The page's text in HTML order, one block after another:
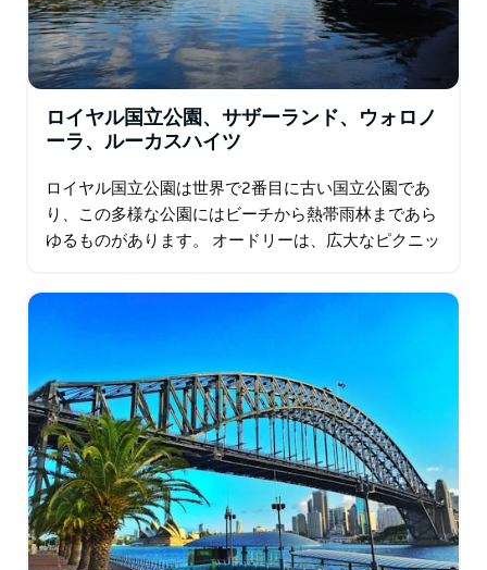
ロイヤル国立公園、サザーランド、ウォロノ
ーラ、ルーカスハイツ
ロイヤル国立公園は世界で2番目に古い国立公園であ
り、この多様な公園にはビーチから熱帯雨林まであら
ゆるものがあります。 オードリーは、広大なピクニッ
ジターセンターのある日帰り旅行者に人気がありま